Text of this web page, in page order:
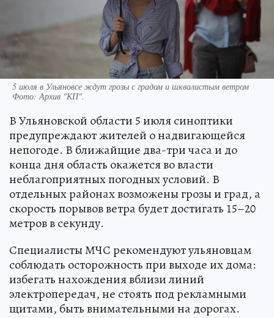
5 июля в Ульяновсе ждут грозы с градом и шквалистым ветром
Фото:Архив "КП".
В Ульяновской области 5 июля синоптики
предупреждают жителей о надвигающейся
непогоде. В ближайщие два-три часа и до
конца дня область окажется во власти
неблагоприятных погодных условий. В
отдельных районах возможены грозы и град, а
скорость порывов ветра будет достигать 15–20
метров в секунду.
Специалисты МЧС рекомендуют ульяновцам
соблюдать осторожность при выходе их дома:
избегать нахождения вблизи линий
электропередач, не стоять под рекламными
щитами, быть внимательными на дорогах.